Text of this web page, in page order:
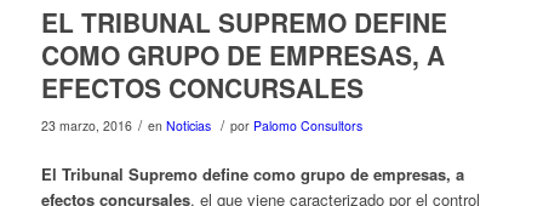
EL TRIBUNAL SUPREMO DEFINE
COMO GRUPO DE EMPRESAS, A
EFECTOS CONCURSALES
23 marzo, 2016 / en Noticias / por Palomo Consultors
El Tribunal Supremo define como grupo de empresas, a
efectos concursales, el que viene caracterizado por el control